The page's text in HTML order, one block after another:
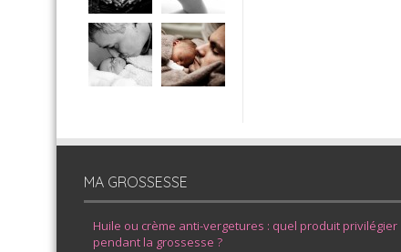
MA GROSSESSE
Huile ou crème anti-vergetures : quel produit privilégier
pendant la grossesse ?